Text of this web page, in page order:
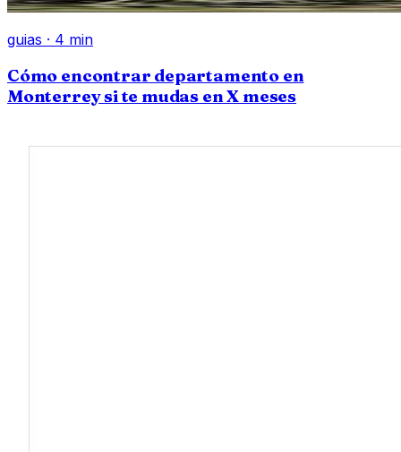
guias · 4 min
Cómo encontrar departamento en
Monterrey si te mudas en X meses